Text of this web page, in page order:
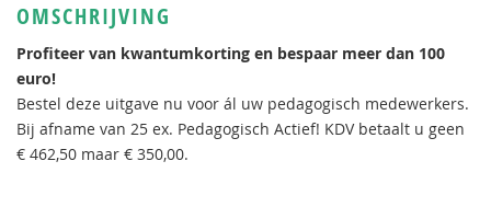
OMSCHRIJVING
Profiteer van kwantumkorting en bespaar meer dan 100
euro!
Bestel deze uitgave nu voor ál uw pedagogisch medewerkers.
Bij afname van 25 ex. Pedagogisch Actief! KDV betaalt u geen
€ 462,50 maar € 350,00.